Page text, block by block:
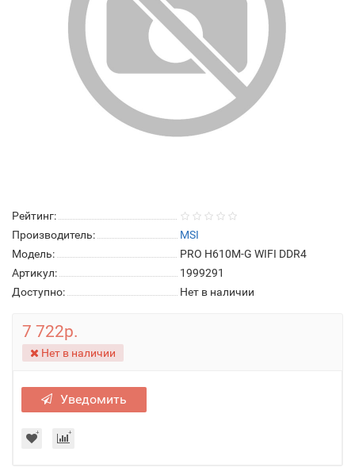
Рейтинг:
Производитель:
MSI
Модель:
PRO H610M-G WIFI DDR4
Артикул:
1999291
Доступно:
Нет в наличии
7 722р.
Нет в наличии
Уведомить